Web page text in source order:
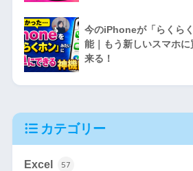
今のiPhoneが「らくら
能｜もう新しいスマホ
来る！
カテゴリー
Excel 57